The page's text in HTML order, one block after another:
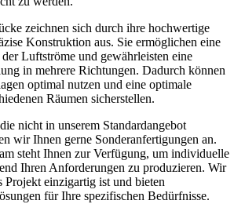
zeichnen sich durch ihre hochwertige
Konstruktion aus. Sie ermöglichen eine
Luftströme und gewährleisten eine
in mehrere Richtungen. Dadurch können
optimal nutzen und eine optimale
Räumen sicherstellen.
nicht in unserem Standardangebot
wir Ihnen gerne Sonderanfertigungen an.
steht Ihnen zur Verfügung, um individuelle
Ihren Anforderungen zu produzieren. Wir
Projekt einzigartig ist und bieten
für Ihre spezifischen Bedürfnisse.